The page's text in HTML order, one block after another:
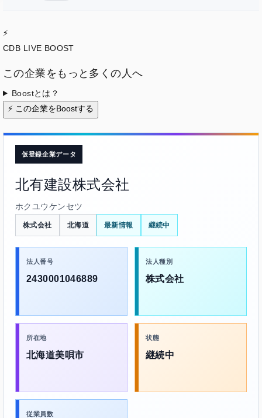
⚡
CDB LIVE BOOST
この企業をもっと多くの人へ
Boostとは？
⚡ この企業をBoostする
仮登録企業データ
北有建設株式会社
ホクユウケンセツ
株式会社 北海道 最新情報 継続中
法人番号
2430001046889
法人種別
株式会社
所在地
北海道美唄市
状態
継続中
従業員数